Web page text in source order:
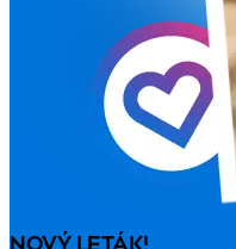
NOVÝ LETÁK!